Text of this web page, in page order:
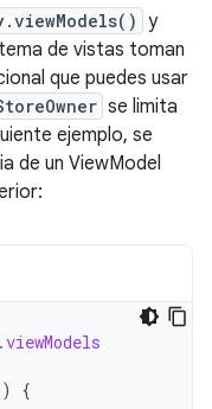
y
de vistas toman
que puedes usar
se limita
ejemplo, se
de un ViewModel
{